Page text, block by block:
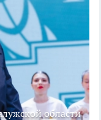
области